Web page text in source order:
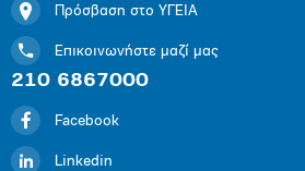
Πρόσβαση στο ΥΓΕΙΑ
Επικοινωνήστε μαζί μας
210 6867000
Facebook
Linkedin